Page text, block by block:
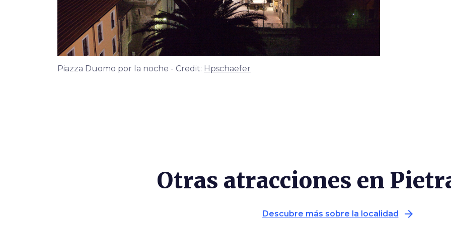
Piazza Duomo por la noche - Credit: Hpschaefer
Otras atracciones en
Descubre más sobre la localidad arrow_forward